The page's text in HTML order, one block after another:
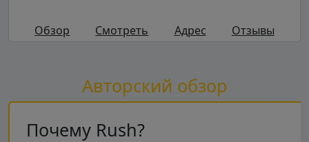
Обзор Смотреть Адрес Отзывы
Авторский обзор
Почему Rush?